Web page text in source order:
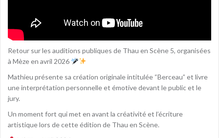
Retour sur les auditions publiques de Thau en Scène 5, organisées
à Mèze en avril 2026
Mathieu présente sa création originale intitulée “Berceau” et livre
une interprétation personnelle et émotive devant le public et le
jury.
Un moment fort qui met en avant la créativité et l’écriture
artistique lors de cette édition de Thau en Scène.